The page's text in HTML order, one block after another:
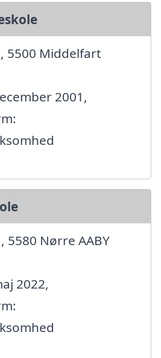
5500 Middelfart
2001,
5580 Nørre AABY
2022,